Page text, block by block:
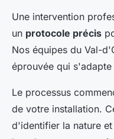
Une intervention
un protocole précis
Nos équipes du Val-
éprouvée qui
Le processus
de votre installation.
d'identifier la nature